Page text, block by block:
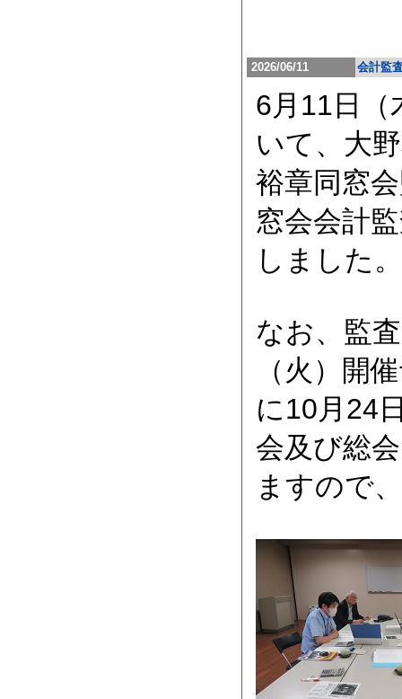
2026/06/11 会計監
6月11日（
いて、大
裕章同窓
窓会会計
しました。
なお、監
（火）開
に10月24
会及び総
ますので